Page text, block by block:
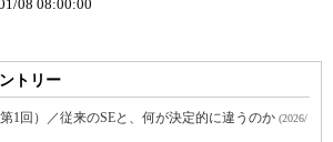
08 08:00:00
トリー
1回）／従来のSEと、何が決定的に違うのか (2026/